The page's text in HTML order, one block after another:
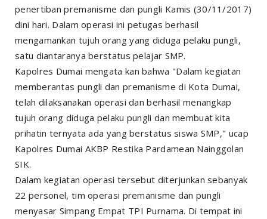
penertiban premanisme dan pungli Kamis (30/11/2017)
dini hari. Dalam operasi ini petugas berhasil
mengamankan tujuh orang yang diduga pelaku pungli,
satu diantaranya berstatus pelajar SMP.
Kapolres Dumai mengata kan bahwa "Dalam kegiatan
memberantas pungli dan premanisme di Kota Dumai,
telah dilaksanakan operasi dan berhasil menangkap
tujuh orang diduga pelaku pungli dan membuat kita
prihatin ternyata ada yang berstatus siswa SMP," ucap
Kapolres Dumai AKBP Restika Pardamean Nainggolan
SIK.
Dalam kegiatan operasi tersebut diterjunkan sebanyak
22 personel, tim operasi premanisme dan pungli
menyasar Simpang Empat TPI Purnama. Di tempat ini